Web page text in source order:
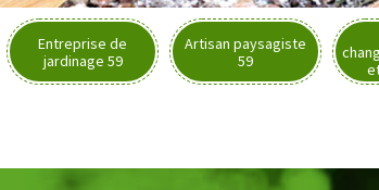
Entreprise de
jardinage 59
Artisan paysagiste
59